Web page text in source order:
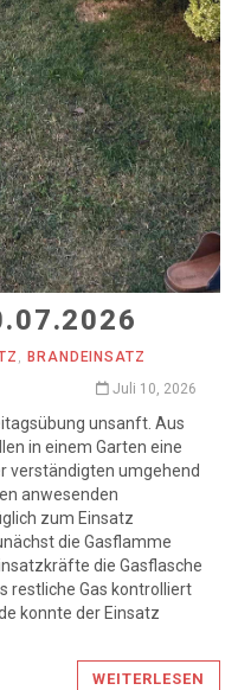
, BRANDEINSATZ
Juli 10, 2026
unsanft. Aus
in einem Garten eine
verständigten umgehend
anwesenden
zum Einsatz
die Gasflamme
die Gasflasche
restliche Gas kontrolliert
konnte der Einsatz
WEITERLESEN